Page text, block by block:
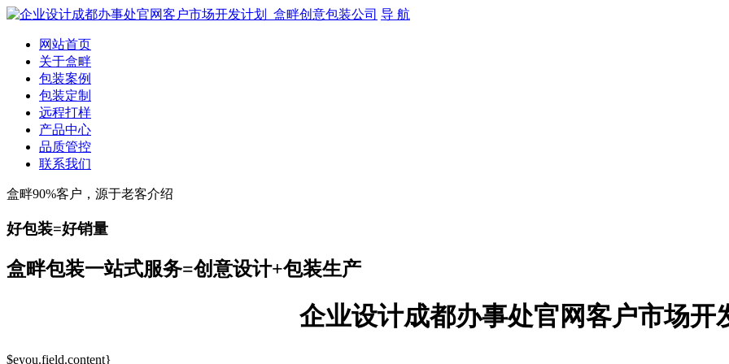
导 航
网站首页
关于盒畔
包装案例
包装定制
远程打样
产品中心
品质管控
联系我们
盒畔90%客户，源于老客介绍
好包装=好销量
盒畔包装一站式服务=创意设计+包装生产
企业设计成都办事处官网客户市场开
$eyou.field.content}